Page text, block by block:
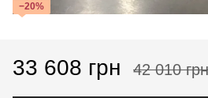
−20%
33 608 грн 42 010 грн